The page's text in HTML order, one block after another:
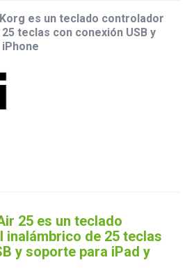
es un teclado controlador
teclas con conexión USB y
25 es un teclado
inalámbrico de 25 teclas
y soporte para iPad y